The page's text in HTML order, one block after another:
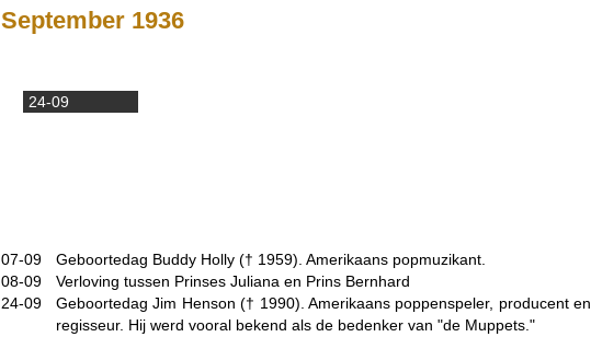
September 1936
24-09
07-09 Geboortedag Buddy Holly († 1959). Amerikaans popmuzikant.
08-09
Verloving tussen Prinses Juliana en Prins Bernhard
24-09
Geboortedag Jim Henson († 1990). Amerikaans poppenspeler, producent en
regisseur. Hij werd vooral bekend als de bedenker van "de Muppets."